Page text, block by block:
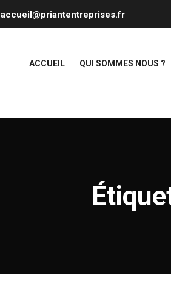
accueil@priantentreprises.fr
ACCUEIL QUI SOMMES NOUS ?